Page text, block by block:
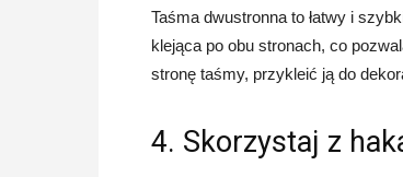
Taśma dwustronna to łatwy i
klejąca po obu stronach, co
stronę taśmy, przykleić ją do
4. Skorzystaj z